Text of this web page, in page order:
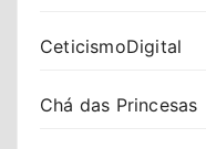
CeticismoDigital
Chá das Princesas